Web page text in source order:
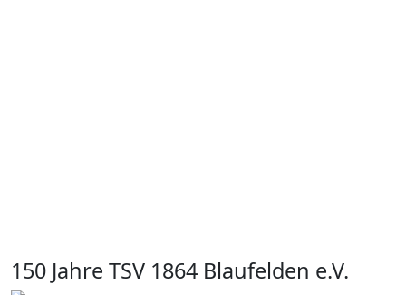
150 Jahre TSV 1864 Blaufelden e.V.